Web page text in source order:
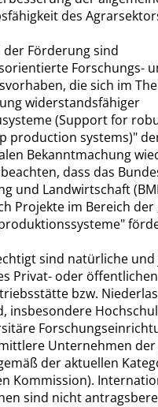
des
der Förderung sind
Forschungs-
die sich im
widerstandsfähiger
(Support for
production systems)"
Bekanntmachung
dass das
und Landwirtschaft
Projekte im Bereich
sind natürliche
Privat- oder
bzw.
insbesondere
Unternehmen
der aktuellen
Kommission).
sind nicht